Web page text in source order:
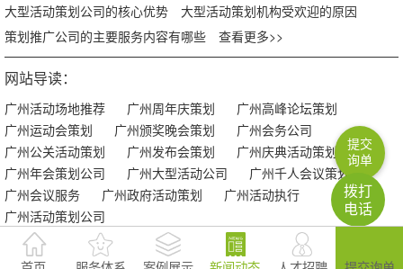
大型活动策划公司的核心优势
大型活动策划机构受欢迎的原因
策划推广公司的主要服务内容有哪些
查看更多>>
网站导读：
广州活动场地推荐 广州周年庆策划
广州高峰论坛策划
广州运动会策划
广州颁奖晚会策划
广州会务公司
广州公关活动策划
广州发布会策划
广州庆典活动策划
广州年会策划公司
广州大型活动公司
广州千人会议策划
广州会议服务
广州政府活动策划
广州活动执行
广州活动策划公司
提交
询单
拨打
电话